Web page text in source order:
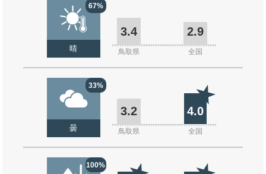
67%
晴
3.4 2.9
鳥取県 全国
33%
曇
3.2 4.0
鳥取県 全国
100%